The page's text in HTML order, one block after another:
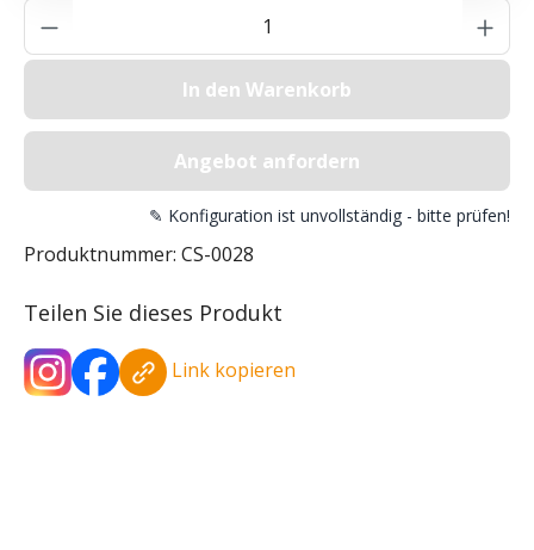
Produkt Anzahl: Gib den gewünschten
In den Warenkorb
Angebot anfordern
✎ Konfiguration ist unvollständig - bitte prüfen!
Produktnummer: CS-0028
Teilen Sie dieses Produkt
Link kopieren